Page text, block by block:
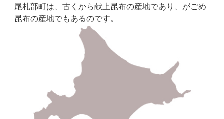
尾札部町は、古くから献上昆布の産地であり、がごめ
昆布の産地でもあるのです。